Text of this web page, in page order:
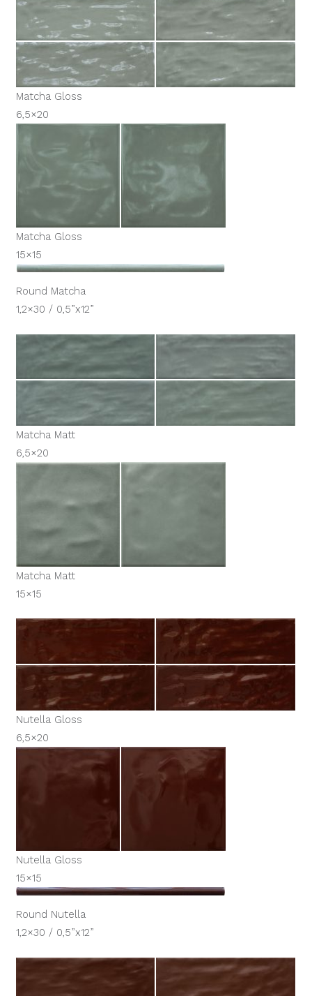
Matcha Gloss
6,5×20
Matcha Gloss
15×15
Round Matcha
1,2×30 / 0,5”x12”
Matcha Matt
6,5×20
Matcha Matt
15×15
Nutella Gloss
6,5×20
Nutella Gloss
15×15
Round Nutella
1,2×30 / 0,5”x12”